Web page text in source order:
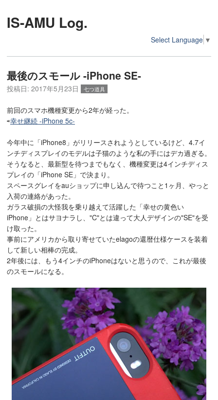
IS-AMU Log.
Select Language ▼
最後のスモール -iPhone SE-
投稿日: 2017年5月23日 七つ道具
前回のスマホ機種変更から2年が経った。
⇨幸せ継続 -iPhone 5c-
今年中に「iPhone8」がリリースされようとしているけど、4.7イ
ンチディスプレイのモデルは子猫のような私の手にはデカ過ぎる。
そうなると、最新型を待つまでもなく、機種変更は4インチディス
プレイの「iPhone SE」で決まり。
スペースグレイをauショップに申し込んで待つこと1ヶ月、やっと
入荷の連絡があった。
ガラス破損の大怪我を乗り越えて活躍した「幸せの黄色い
iPhone」とはサヨナラし、"C"とは違って大人デザインの"SE"を受
け取った。
事前にアメリカから取り寄せていたelagoの還暦仕様ケースを装着
して新しい相棒の完成。
2年後には、もう4インチのiPhoneはないと思うので、これが最後
のスモールになる。